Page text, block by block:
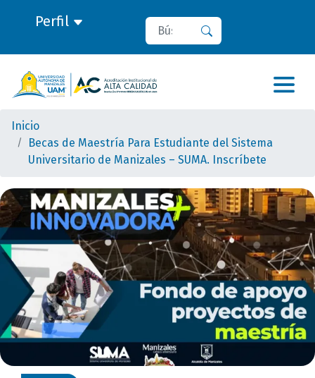
Perfil Buscar
Inicio
Becas de Maestría Para Estudiante del Sistema
Universitario de Manizales – SUMA. Inscríbete